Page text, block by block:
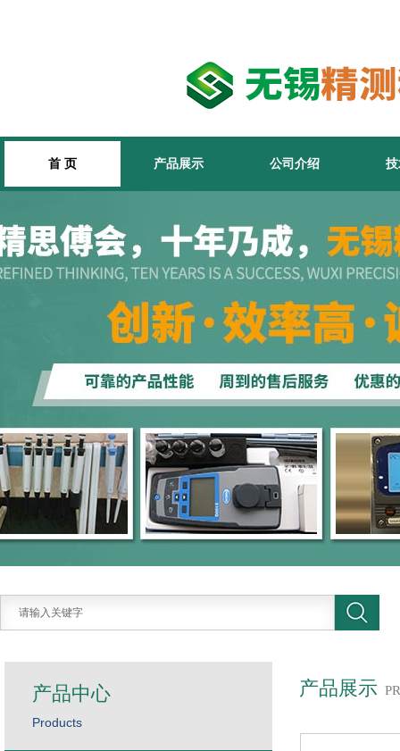
首 页 产品展示 公司介绍
产品展示
产品中心
Products